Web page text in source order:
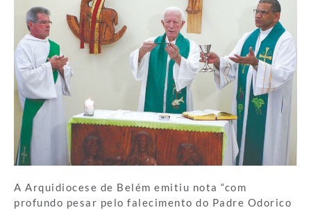
A Arquidiocese de Belém emitiu nota “com
profundo pesar pelo falecimento do Padre Odorico